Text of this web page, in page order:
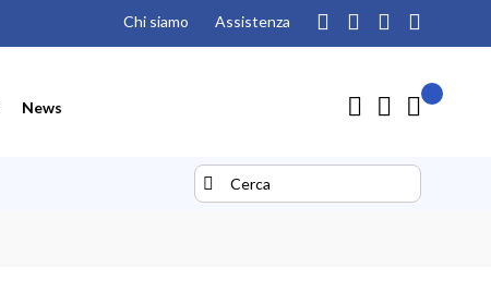
Chi siamo Assistenza
News Carrello
Il mio
Search
Search